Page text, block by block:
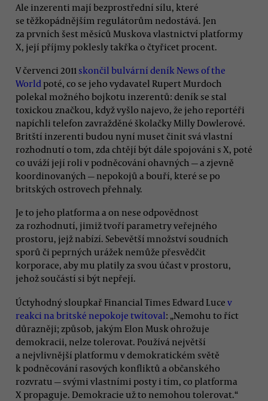
Ale inzerenti mají bezprostřední sílu, které
se těžkopádnějším regulátorům nedostává. Jen
za prvních šest měsíců Muskova vlastnictví platformy
X, její příjmy poklesly takřka o čtyřicet procent.
V červenci 2011 skončil bulvární deník News of the
World poté, co se jeho vydavatel Rupert Murdoch
polekal možného bojkotu inzerentů: deník se stal
toxickou značkou, když vyšlo najevo, že jeho reportéři
napíchli telefon zavražděné školačky Milly Dowlerové.
Britští inzerenti budou nyní muset činit svá vlastní
rozhodnutí o tom, zda chtějí být dále spojováni s X, poté
co uváží její roli v podněcování ohavných — a zjevně
koordinovaných — nepokojů a bouří, které se po
britských ostrovech přehnaly.
Je to jeho platforma a on nese odpovědnost
za rozhodnutí, jimiž tvoří parametry veřejného
prostoru, jejž nabízí. Sebevětší množství soudních
sporů či peprných urážek nemůže přesvědčit
korporace, aby mu platily za svou účast v prostoru,
jehož součástí si být nepřejí.
Úctyhodný sloupkař Financial Times Edward Luce v
reakci na britské nepokoje twítoval: „Nemohu to říct
důrazněji; způsob, jakým Elon Musk ohrožuje
demokracii, nelze tolerovat. Používá největší
a nejvlivnější platformu v demokratickém světě
k podněcování rasových konfliktů a občanského
rozvratu — svými vlastními posty i tím, co platforma
X propaguje. Demokracie už to nemohou tolerovat.“